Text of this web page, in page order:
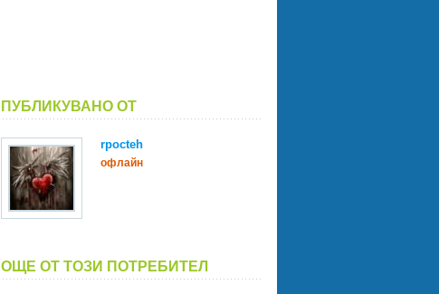
ПУБЛИКУВАНО ОТ
rpocteh
офлайн
ОЩЕ ОТ ТОЗИ ПОТРЕБИТЕЛ